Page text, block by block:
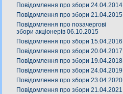
Повідомлення про збори 24.04.2014
Повідомлення про збори 21.04.2015
Повідомлення про позачергові
збори акціонерів 06.10.2015
Повідомлення про збори 15.04.2016
Повідомлення про збори 20.04.2017
Повідомлення про збори 19.04.2018
Повідомлення про збори 24.04.2019
Повідомлення про збори 23.04.2020
Повідомлення про збори 21.04.2021